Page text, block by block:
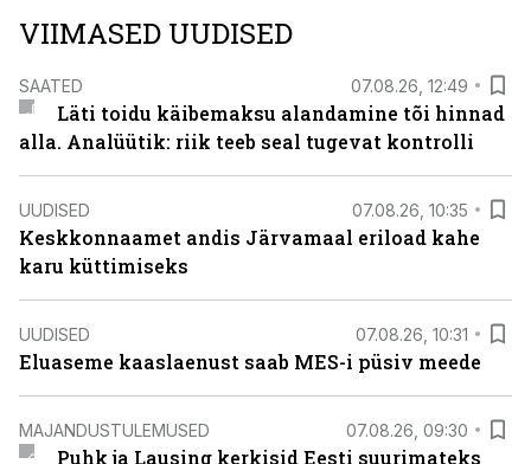
VIIMASED UUDISED
SAATED 07.08.26, 12:49
Läti toidu käibemaksu alandamine tõi hinnad
alla. Analüütik: riik teeb seal tugevat kontrolli
UUDISED 07.08.26, 10:35
Keskkonnaamet andis Järvamaal eriload kahe
karu küttimiseks
UUDISED 07.08.26, 10:31
Eluaseme kaaslaenust saab MES-i püsiv meede
MAJANDUSTULEMUSED 07.08.26, 09:30
Puhk ja Lausing kerkisid Eesti suurimateks